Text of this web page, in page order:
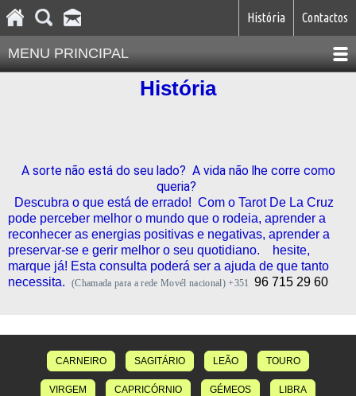
História Contactos
MENU PRINCIPAL
História
A sorte não está do seu lado? A vida não lhe corre como
queria?
Descubra o que está de errado! Com o Tarot De La Cruz
pode perceber melhor o mundo que o rodeia, aprender a
reconhecer as energias positivas e negativas, aprender a
preservar-se e gerir melhor o seu quotidiano.
hesite,
marque já! Esta consulta poderá ser a ajuda de que tanto
necessita.
(Chamada para a rede Movél nacional) +35196 715 29 60
CARNEIRO SAGITÁRIO LEÃO TOURO
VIRGEM CAPRICÓRNIO GÉMEOS LIBRA